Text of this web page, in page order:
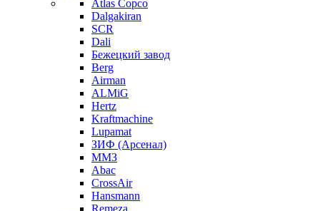
Atlas Copco
Dalgakiran
SCR
Dali
Бежецкий завод
Berg
Airman
ALMiG
Hertz
Kraftmachine
Lupamat
ЗИФ (Арсенал)
ММЗ
Abac
CrossAir
Hansmann
Remeza